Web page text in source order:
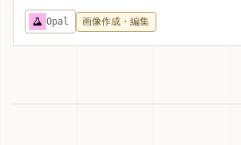
Opal 画像作成・編集